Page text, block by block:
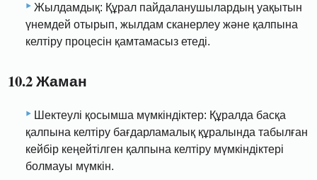
Жылдамдық: Құрал пайдаланушылардың уақытын
үнемдей отырып, жылдам сканерлеу және қалпына
келтіру процесін қамтамасыз етеді.
10.2 Жаман
Шектеулі қосымша мүмкіндіктер: Құралда басқа
қалпына келтіру бағдарламалық құралында табылған
кейбір кеңейтілген қалпына келтіру мүмкіндіктері
болмауы мүмкін.